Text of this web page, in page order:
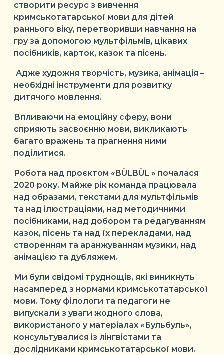
створити ресурс з вивчення
кримськотатарської мови для дітей
раннього віку, перетворивши навчання на
гру за допомогою мультфільмів, цікавих
посібників, карток, казок та пісень.
Адже художня творчість, музика, анімація –
необхідні інструменти для розвитку
дитячого мовлення.
Впливаючи на емоційну сферу, вони
сприяють засвоєнню мови, викликають
багато вражень та прагнення ними
поділитися.
Робота над проєктом «BÜLBÜL » почалася
2020 року. Майже рік команда працювала
над образами, текстами для мультфільмів
та над ілюстраціями, над методичними
посібниками, над добором та редагуванням
казок, пісень та над їх перекладами, над
створенням та аранжуванням музики, над
анімацією та дубляжем.
Ми були свідомі труднощів, які виникнуть
насамперед з нормами кримськотатарської
мови. Тому філологи та педагоги не
випускали з уваги жодного слова,
використаного у матеріалах «Бульбуль»,
консультувалися із лінгвістами та
дослідниками кримськотатарської мови.